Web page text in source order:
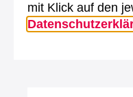
mit Klick auf den